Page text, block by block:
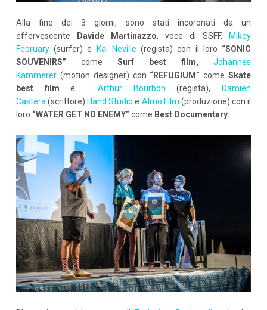
Alla fine dei 3 giorni, sono stati incoronati da un
effervescente
Davide Martinazzo, voce di SSFF,
Mikey
February (surfer) e Kai Neville (regista) con il loro “SONIC
SOUVENIRS” come Surf best film,
Johannes
Kammerer (motion designer) con “REFUGIUM” comeSkate
best filme Arthur Bourbon (regista),
Damien
Castera (scrittore) Hand Studio e Almo Film (produzione) con il
loro “WATER GET NO ENEMY” come Best Documentary.